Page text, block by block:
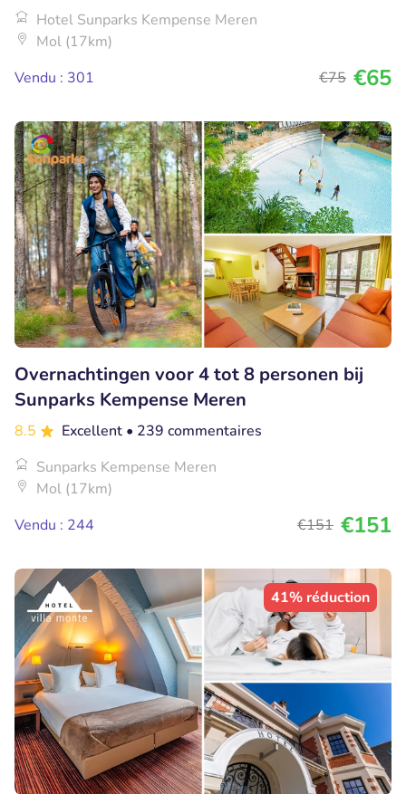
Hotel Sunparks Kempense Meren
Mol (17km)
Vendu : 301
€75 €65
Overnachtingen voor 4 tot 8 personen bij
Sunparks Kempense Meren
8.5 Excellent • 239 commentaires
Sunparks Kempense Meren
Mol (17km)
Vendu : 244
€151 €151
41% réduction